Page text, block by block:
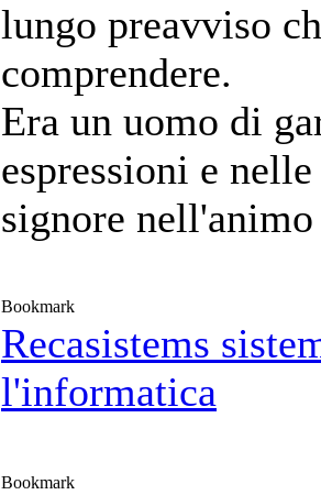
lungo preavviso
comprendere.
Era un uomo di
espressioni e
signore
Bookmark
Recasistems
l'informatica
Bookmark